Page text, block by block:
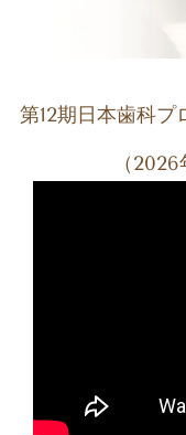
第12期日本歯科
（